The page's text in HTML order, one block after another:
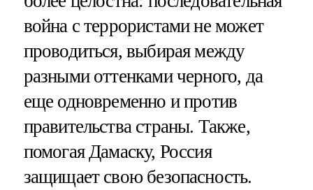
война с террористами не может
проводиться, выбирая между
разными оттенками черного, да
еще одновременно и против
правительства страны. Также,
помогая Дамаску, Россия
защищает свою безопасность.